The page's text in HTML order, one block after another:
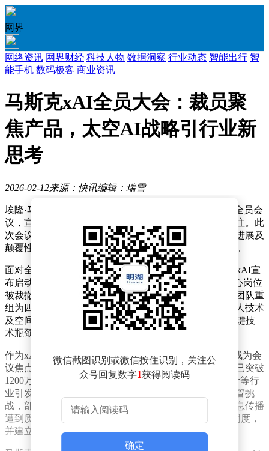
网界
网络资讯 网界财经 科技人物 数据洞察 行业动态 智能出行 智
能手机 数码极客 商业资讯
马斯克xAI全员大会：裁员聚
焦产品，太空AI战略引行业新
思考
2026-02-12来源：快讯编辑：瑞雪
埃隆·马斯克旗下人工智能企业xAI近日在加州总部召开全员会
议，宣布多项战略调整与未来规划，引发科技界广泛关注。此
次会议不仅涉及公司组织架构优化，还披露了核心产品进展及
颠覆性太空AI计划，同时回应了近期围绕AI伦理的争议。
面对全球AI行业竞争加剧与技术迭代加速的双重压力，xAI宣
布启动成立以来的首次大规模组织调整。约15%的非核心岗位
被裁撤，主要集中于行政支持与部分研发领域，同时将团队重
组为四大核心方向：自然语言处理、计算机视觉、机器人技术
及空间AI。公司管理层表示，此举旨在集中资源突破关键技
术瓶颈，提升研发效率。
作为xAI的明星产品，图像生成工具Imagine的运营数据成为会
议焦点。自2025年下半年上线以来，该工具日活跃用户已突破
1200万，月生成图像量超过3亿张，在广告、娱乐、设计等行
业引发创作模式变革。但快速增长的用户规模也带来监管挑
战，部分生成内容因涉及版权争议、隐私泄露及虚假信息传播
遭到质疑。xAI承诺将升级内容审核系统，增加算法透明度，
并建立用户反馈快速响应机制。
微信截图识别或微信按住识别，关注公
众号回复数字1获得阅读码
确定